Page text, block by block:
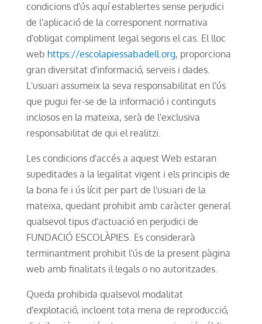
condicions d'ús aquí establertes sense perjudici
de l'aplicació de la corresponent normativa
d'obligat compliment legal segons el cas. El lloc
web https://escolapiessabadell.org, proporciona
gran diversitat d'informació, serveis i dades.
L'usuari assumeix la seva responsabilitat en l'ús
que pugui fer-se de la informació i continguts
inclosos en la mateixa, serà de l'exclusiva
responsabilitat de qui el realitzi.
Les condicions d'accés a aquest Web estaran
supeditades a la legalitat vigent i els principis de
la bona fe i ús lícit per part de l'usuari de la
mateixa, quedant prohibit amb caràcter general
qualsevol tipus d'actuació en perjudici de
FUNDACIÓ ESCOLÀPIES. Es considerarà
terminantment prohibit l'ús de la present pàgina
web amb finalitats il·legals o no autoritzades.
Queda prohibida qualsevol modalitat
d'explotació, incloent tota mena de reproducció,